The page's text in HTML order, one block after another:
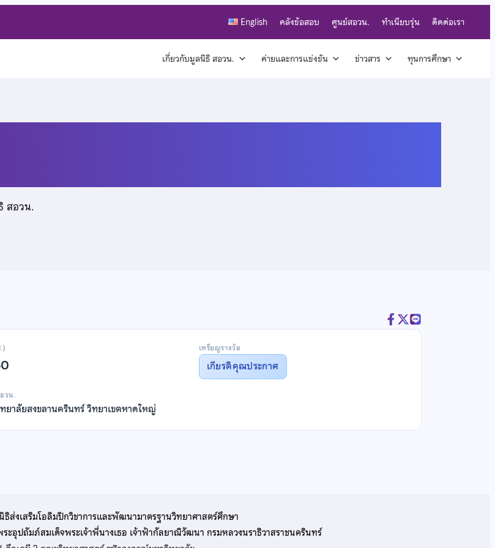
English คลังข้อสอบ ศูนย์สอวน. ทำเนียบรุ่น ติดต่อเรา
เกี่ยวกับมูลนิธิ สอวน. ค่ายและการแข่งขัน ข่าวสาร ทุนการศึกษา
สอวน.
เหรียญรางวัล
เกียรติคุณประกาศ
วน.
ยาลัยสงขลานครินทร์ วิทยาเขตหาดใหญ่
ธิส่งเสริมโอลิมปิกวิชาการและพัฒนามาตรฐานวิทยาศาสตร์ศึกษา
ระอุปถัมภ์สมเด็จพระเจ้าพี่นางเธอ เจ้าฟ้ากัลยาณิวัฒนา กรมหลวงนราธิวาสราชนครินทร์